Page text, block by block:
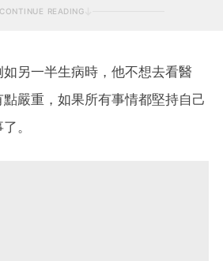
CONTINUE READING
另一半生病時，他不想去看醫
嚴重，如果所有事情都堅持自己
。